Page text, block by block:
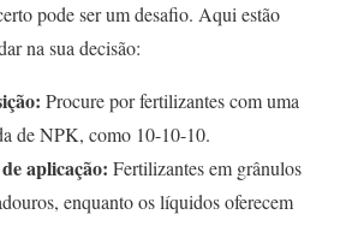
pode ser um desafio. Aqui estão
na sua decisão:
Procure por fertilizantes com uma
de NPK, como 10-10-10.
aplicação: Fertilizantes em grânulos
enquanto os líquidos oferecem